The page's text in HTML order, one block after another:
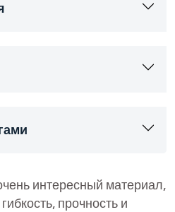
интересный материал,
прочность и